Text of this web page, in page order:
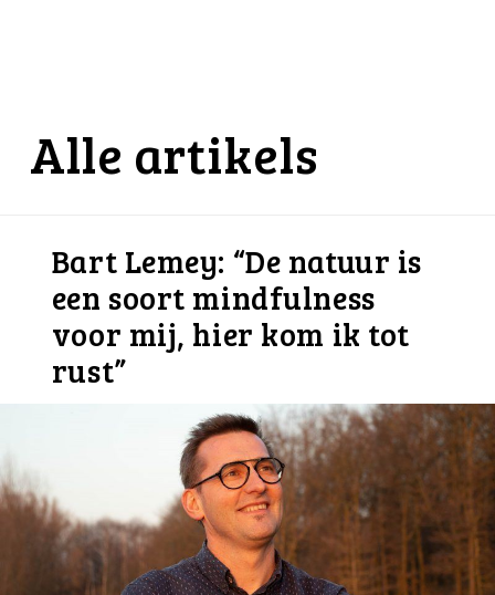
Alle artikels
Bart Lemey: “De natuur is
een soort mindfulness
voor mij, hier kom ik tot
rust”